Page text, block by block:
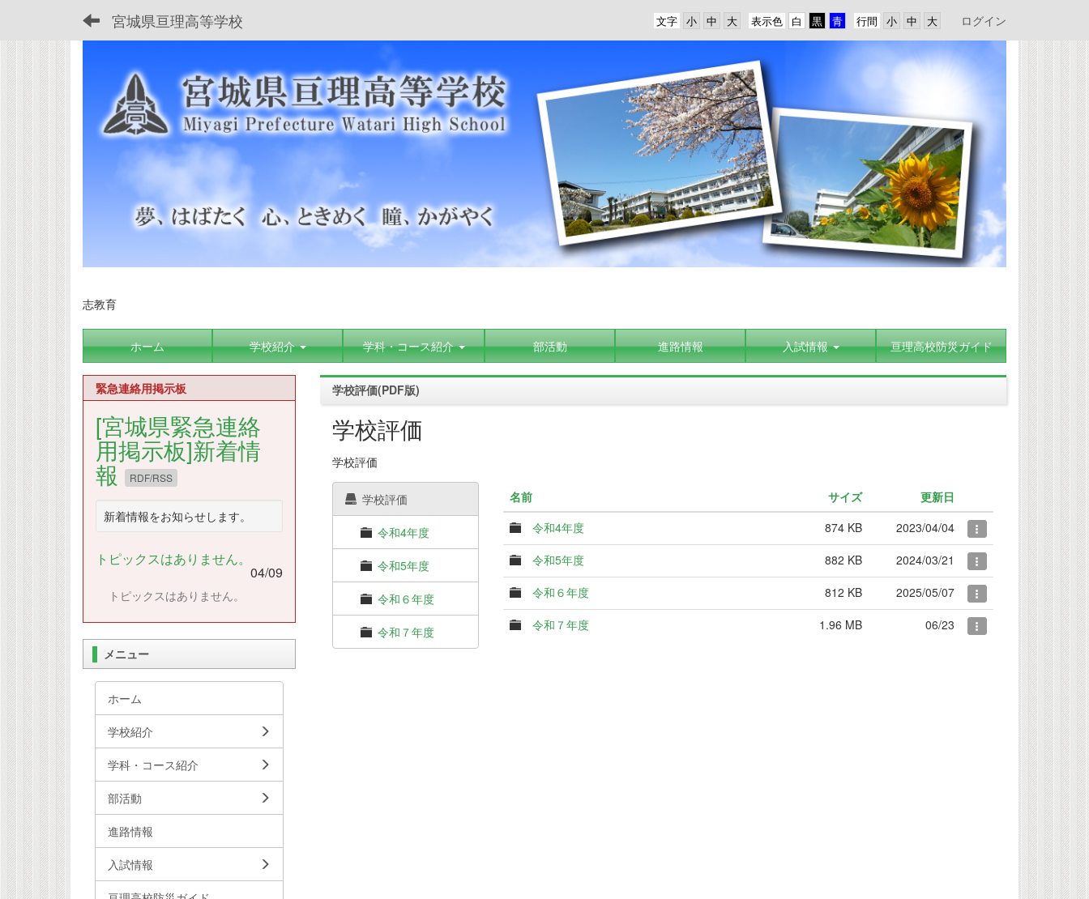
宮城県亘理高等学校 行間
表示色
文字 ログイン
志教育
ホーム 学校紹介 学科・コース紹介 部活動 進路情報 入試情報 亘理高校防災ガイド
学校評価(PDF版)
学校評価
学校評価
学校評価
令和4年度
令和5年度
令和６年度
令和７年度
名前 サイズ
更新日
令和4年度
874 KB
2023/04/04
令和5年度
882 KB
2024/03/21
令和６年度
812 KB
2025/05/07
令和７年度
1.96 MB 06/23
緊急連絡用掲示板
[宮城県緊急連絡
用掲示板]新着情
報 RDF/RSS
新着情報をお知らせします。
トピックスはありません。
04/09
トピックスはありません。
メニュー
ホーム
学校紹介
学科・コース紹介
部活動
進路情報
入試情報